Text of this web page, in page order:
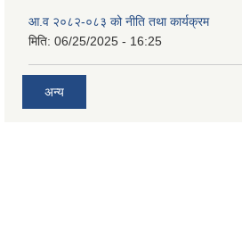
आ.व २०८२-०८३ को नीति तथा कार्यक्रम
मिति: 06/25/2025 - 16:25
अन्य